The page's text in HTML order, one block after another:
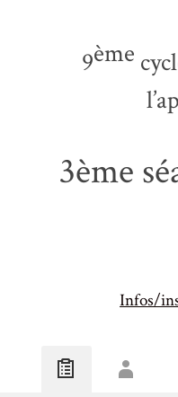
9ème
3ème
Infos/